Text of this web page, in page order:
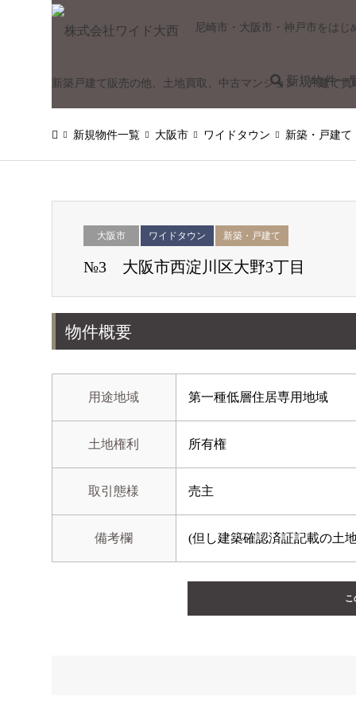
尼崎市・大阪市・神戸市をは
新築戸建て販売の他、土地買取、中古マンション・戸建て
新規物件一
新規物件一覧 大阪市 ワイドタウン 新築・戸建て
大阪市 ワイドタウン 新築・戸建て
№3 大阪市西淀川区大野3丁目
物件概要
用途地域 第一種低層住居専用地域
土地権利 所有権
取引態様 売主
備考欄 (但し建築確認済証記載の土
こ